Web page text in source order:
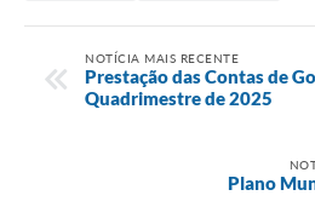
NOTÍCIA MAIS RECENTE
Prestação das Contas de
Quadrimestre de 2025
Plano